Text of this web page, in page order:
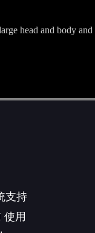
head and body
支持
使用